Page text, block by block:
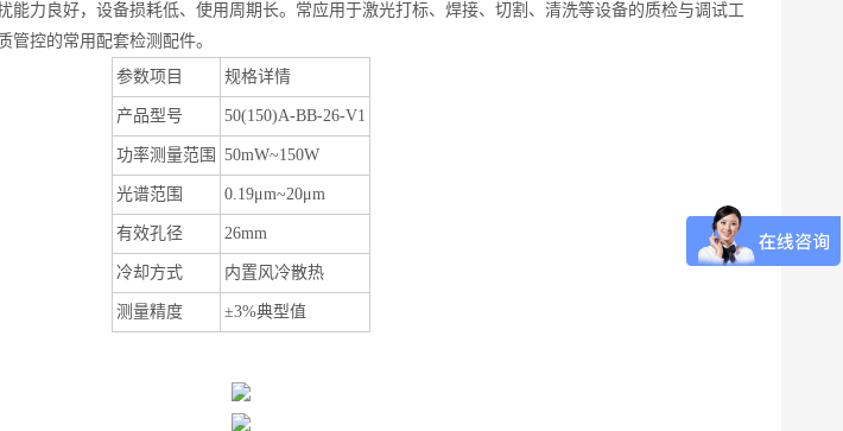
能力良好，设备损耗低、使用周期长。常应用于激光打标、焊接、切割、清洗等设备的质检与调试工
管控的常用配套检测配件。
参数项目
规格详情
产品型号 50(150)A-BB-26-V1
功率测量范围 50mW~150W
光谱范围 0.19μm~20μm
有效孔径 26mm
冷却方式 内置风冷散热
测量精度 ±3%典型值